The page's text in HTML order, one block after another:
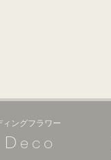
ングフラワー
D eco